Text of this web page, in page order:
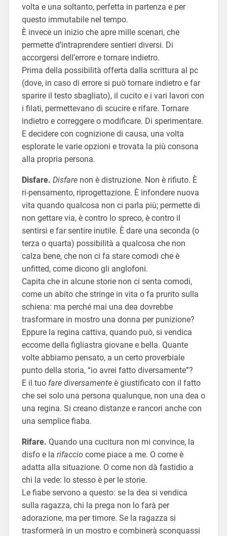
volta e una soltanto, perfetta in partenza e per
questo immutabile nel tempo.
È invece un inizio che apre mille scenari, che
permette d’intraprendere sentieri diversi. Di
accorgersi dell’errore e tornare indietro.
Prima della possibilità offerta dalla scrittura al pc
(dove, in caso di errore si può tornare indietro e far
sparire il testo sbagliato), il cucito e i vari lavori con
i filati, permettevano di scucire e rifare. Tornare
indietro e correggere o modificare. Di sperimentare.
E decidere con cognizione di causa, una volta
esplorate le varie opzioni e trovata la più consona
alla propria persona.
Disfare. Disfarenon è distruzione. Non è rifiuto. È
ri-pensamento, riprogettazione. È infondere nuova
vita quando qualcosa non ci parla più; permette di
non gettare via, è contro lo spreco, è contro il
sentirsi e far sentire inutile. È dare una seconda (o
terza o quarta) possibilità a qualcosa che non
calza bene, che non ci fa stare comodi che è
unfitted, come dicono gli anglofoni.
Capita che in alcune storie non ci senta comodi,
come un abito che stringe in vita o fa prurito sulla
schiena: ma perché mai una dea dovrebbe
trasformare in mostro una donna per punizione?
Eppure la regina cattiva, quando può, si vendica
eccome della figliastra giovane e bella. Quante
volte abbiamo pensato, a un certo proverbiale
punto della storia, “io avrei fatto diversamente”?
E il tuo fare diversamenteè giustificato con il fatto
che sei solo una persona qualunque, non una dea o
una regina. Si creano distanze e rancori anche con
una semplice fiaba.
Rifare. Quando una cucitura non mi convince, la
disfo e la rifaccio come piace a me. O come è
adatta alla situazione. O come non dà fastidio a
chi la vede: lo stesso è per le storie.
Le fiabe servono a questo: se la dea si vendica
sulla ragazza, chi la prega non lo farà per
adorazione, ma per timore. Se la ragazza si
trasformerà in un mostro e combinerà sconquassi